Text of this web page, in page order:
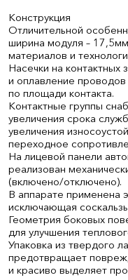
Конструкция
Отличительной
ширина модуля –
материалов и
Насечки на
и оплавление
по площади контакта.
Контактные группы
увеличения срока
увеличения
переходное
На лицевой панели
реализован
(включено/отключено).
В аппарате применена
исключающая
Геометрия боковых
для улучшения
Упаковка из твердого
предотвращает
и красиво выделяет